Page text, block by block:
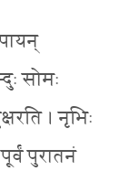
सोमः
। नृभिः
पुरातनं